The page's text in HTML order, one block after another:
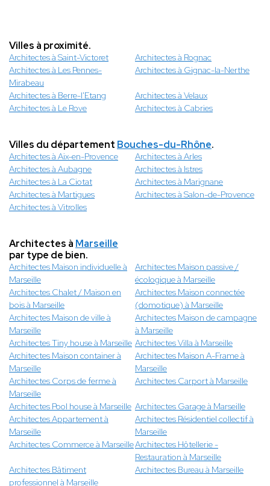
Villes à proximité.
Architectes à Saint-Victoret
Architectes à Rognac
Architectes à Les Pennes-
Mirabeau
Architectes à Gignac-la-Nerthe
Architectes à Berre-l'Etang
Architectes à Velaux
Architectes à Le Rove
Architectes à Cabries
Villes du département Bouches-du-Rhône.
Architectes à Aix-en-Provence
Architectes à Arles
Architectes à Aubagne
Architectes à Istres
Architectes à La Ciotat
Architectes à Marignane
Architectes à Martigues
Architectes à Salon-de-Provence
Architectes à Vitrolles
Architectes à Marseille
par type de bien.
Architectes Maison individuelle à
Marseille
Architectes Maison passive /
écologique à Marseille
Architectes Chalet / Maison en
bois à Marseille
Architectes Maison connectée
(domotique) à Marseille
Architectes Maison de ville à
Marseille
Architectes Maison de campagne
à Marseille
Architectes Tiny house à Marseille Architectes Villa à Marseille
Architectes Maison container à
Marseille
Architectes Maison A-Frame à
Marseille
Architectes Corps de ferme à
Marseille
Architectes Carport à Marseille
Architectes Pool house à Marseille Architectes Garage à Marseille
Architectes Appartement à
Marseille
Architectes Résidentiel collectif à
Marseille
Architectes Commerce à MarseilleArchitectes Hôtellerie -
Restauration à Marseille
Architectes Bâtiment
professionnel à Marseille
Architectes Bureau à Marseille